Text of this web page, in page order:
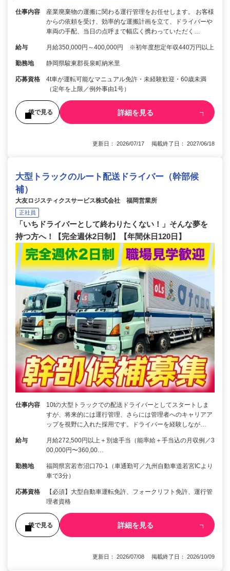
仕事内容
産業廃棄物の運搬に関わる運行管理をお任せします。 お客様
からの依頼を受け、効率的な運搬計画を立て、ドライバーや
車両の手配、当日の点呼まで幅広く携わっていただく…
給与 月給350,000円～400,000円 ※初年度想定年収440万円以上
勤務地 静岡県駿東郡長泉町納米里
応募資格
4t車が運転可能なマニュアル免許・未経験歓迎・60歳未満
（定年を上限／例外事由1号）
後で見る 詳細を見る
更新日： 2026/07/17 掲載終了日： 2027/06/18
大型トラックのルート配送ドライバー（幹部候
補）
大友ロジスティクスサービス株式会社 福岡営業所
正社員
「いちドライバーとして終わりたくない！」そんな夢を
持つ方へ！【完全週休2日制】【年間休日120日】
仕事内容
10tの大型トラックでの配送ドライバーとしてスタートしま
すが、将来的には運行管理、さらには管理者へのキャリアア
ップを視野に入れた採用です。ドライバーを経験しなが…
給与
月給272,500円以上＋別途手当（能率給＋手当込の月収例／3
00,000円〜360,00…
勤務地
福岡県宮若市沼口70-1（車通勤可／九州自動車道若宮ICより
車で3分）
応募資格
【必須】大型自動車運転免許、フォークリフト免許、運行管
理者資格
後で見る 詳細を見る
更新日： 2026/07/08 掲載終了日： 2026/10/09